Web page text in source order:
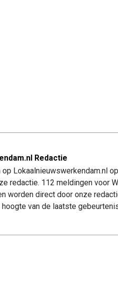
Redactie
Lokaalnieuwswerkendam.nl
redactie. 112 meldingen voor
worden direct door onze
van de laatste